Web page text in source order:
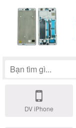
DV iPhone